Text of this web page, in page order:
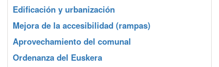
Edificación y urbanización
Mejora de la accesibilidad (rampas)
Aprovechamiento del comunal
Ordenanza del Euskera